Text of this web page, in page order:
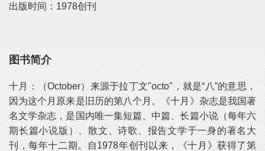
出版时间：1978创刊
图书简介
十月：（October）来源于拉丁文"octo"，就是“八”的意思，
因为这个月原来是旧历的第八个月。《十月》杂志是我国著
名文学杂志，是国内唯一集短篇、中篇、长篇小说（每年六
期长篇小说版）、散文、诗歌、报告文学于一身的著名大
刊，每年十二期。自1978年创刊以来，《十月》获得了第